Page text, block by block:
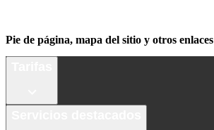
Pie de página, mapa del sitio y otros